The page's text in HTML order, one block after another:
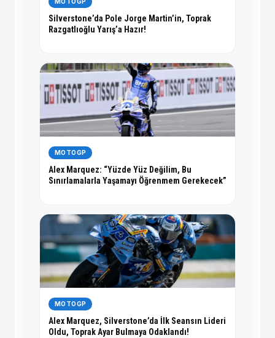
Silverstone’da Pole Jorge Martin’in, Toprak
Razgatlıoğlu Yarış’a Hazır!
MOTOGP
Alex Marquez: “Yüzde Yüz Değilim, Bu
Sınırlamalarla Yaşamayı Öğrenmem Gerekecek”
MOTOGP
Alex Marquez, Silverstone’da İlk Seansın Lideri
Oldu, Toprak Ayar Bulmaya Odaklandı!